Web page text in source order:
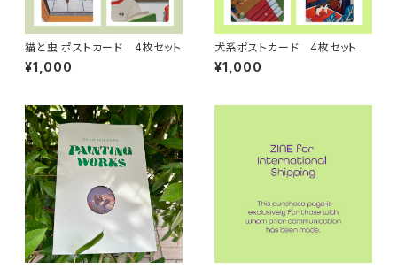
猫と虫 ポストカード 4枚セット
¥1,000
犬系ポストカード 4枚セット
¥1,000